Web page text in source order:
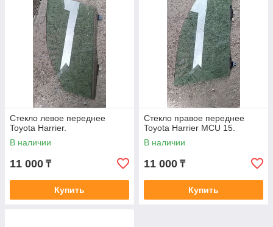
Стекло левое переднее
Toyota Harrier.
В наличии
11 000 ₸
Купить
Стекло правое переднее
Toyota Harrier MCU 15.
В наличии
11 000 ₸
Купить